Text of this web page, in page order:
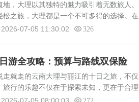
地，大理以其独特的魅力吸引着无数旅人
松之旅，大理都是一个不可多得的选择。
围中，还是选择在双廊享受海天一色的宁
2026-07-05 11:30:02 326
游全攻略：预算与路线双保险
走的云南大理与丽江的十日之旅，不仅
旅行的乐趣不仅在于探索未知，更在于合
江十日游的预算概览及推荐路线，助你轻
272